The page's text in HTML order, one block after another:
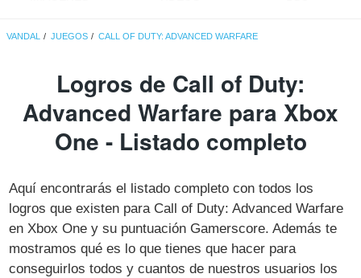
VANDAL JUEGOS CALL OF DUTY: ADVANCED WARFARE
Logros de Call of Duty:
Advanced Warfare para Xbox
One - Listado completo
Aquí encontrarás el listado completo con todos los
logros que existen para Call of Duty: Advanced Warfare
en Xbox One y su puntuación Gamerscore. Además te
mostramos qué es lo que tienes que hacer para
conseguirlos todos y cuantos de nuestros usuarios los